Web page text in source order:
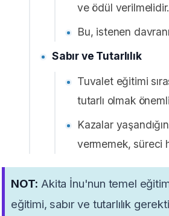
ve ödül verilmelidir.
Bu, istenen
Sabır ve Tutarlılık
Tuvalet eğitimi
tutarlı olmak
Kazalar
vermemek, süreci
NOT: Akita İnu'nun temel
eğitimi, sabır ve tutarlılık